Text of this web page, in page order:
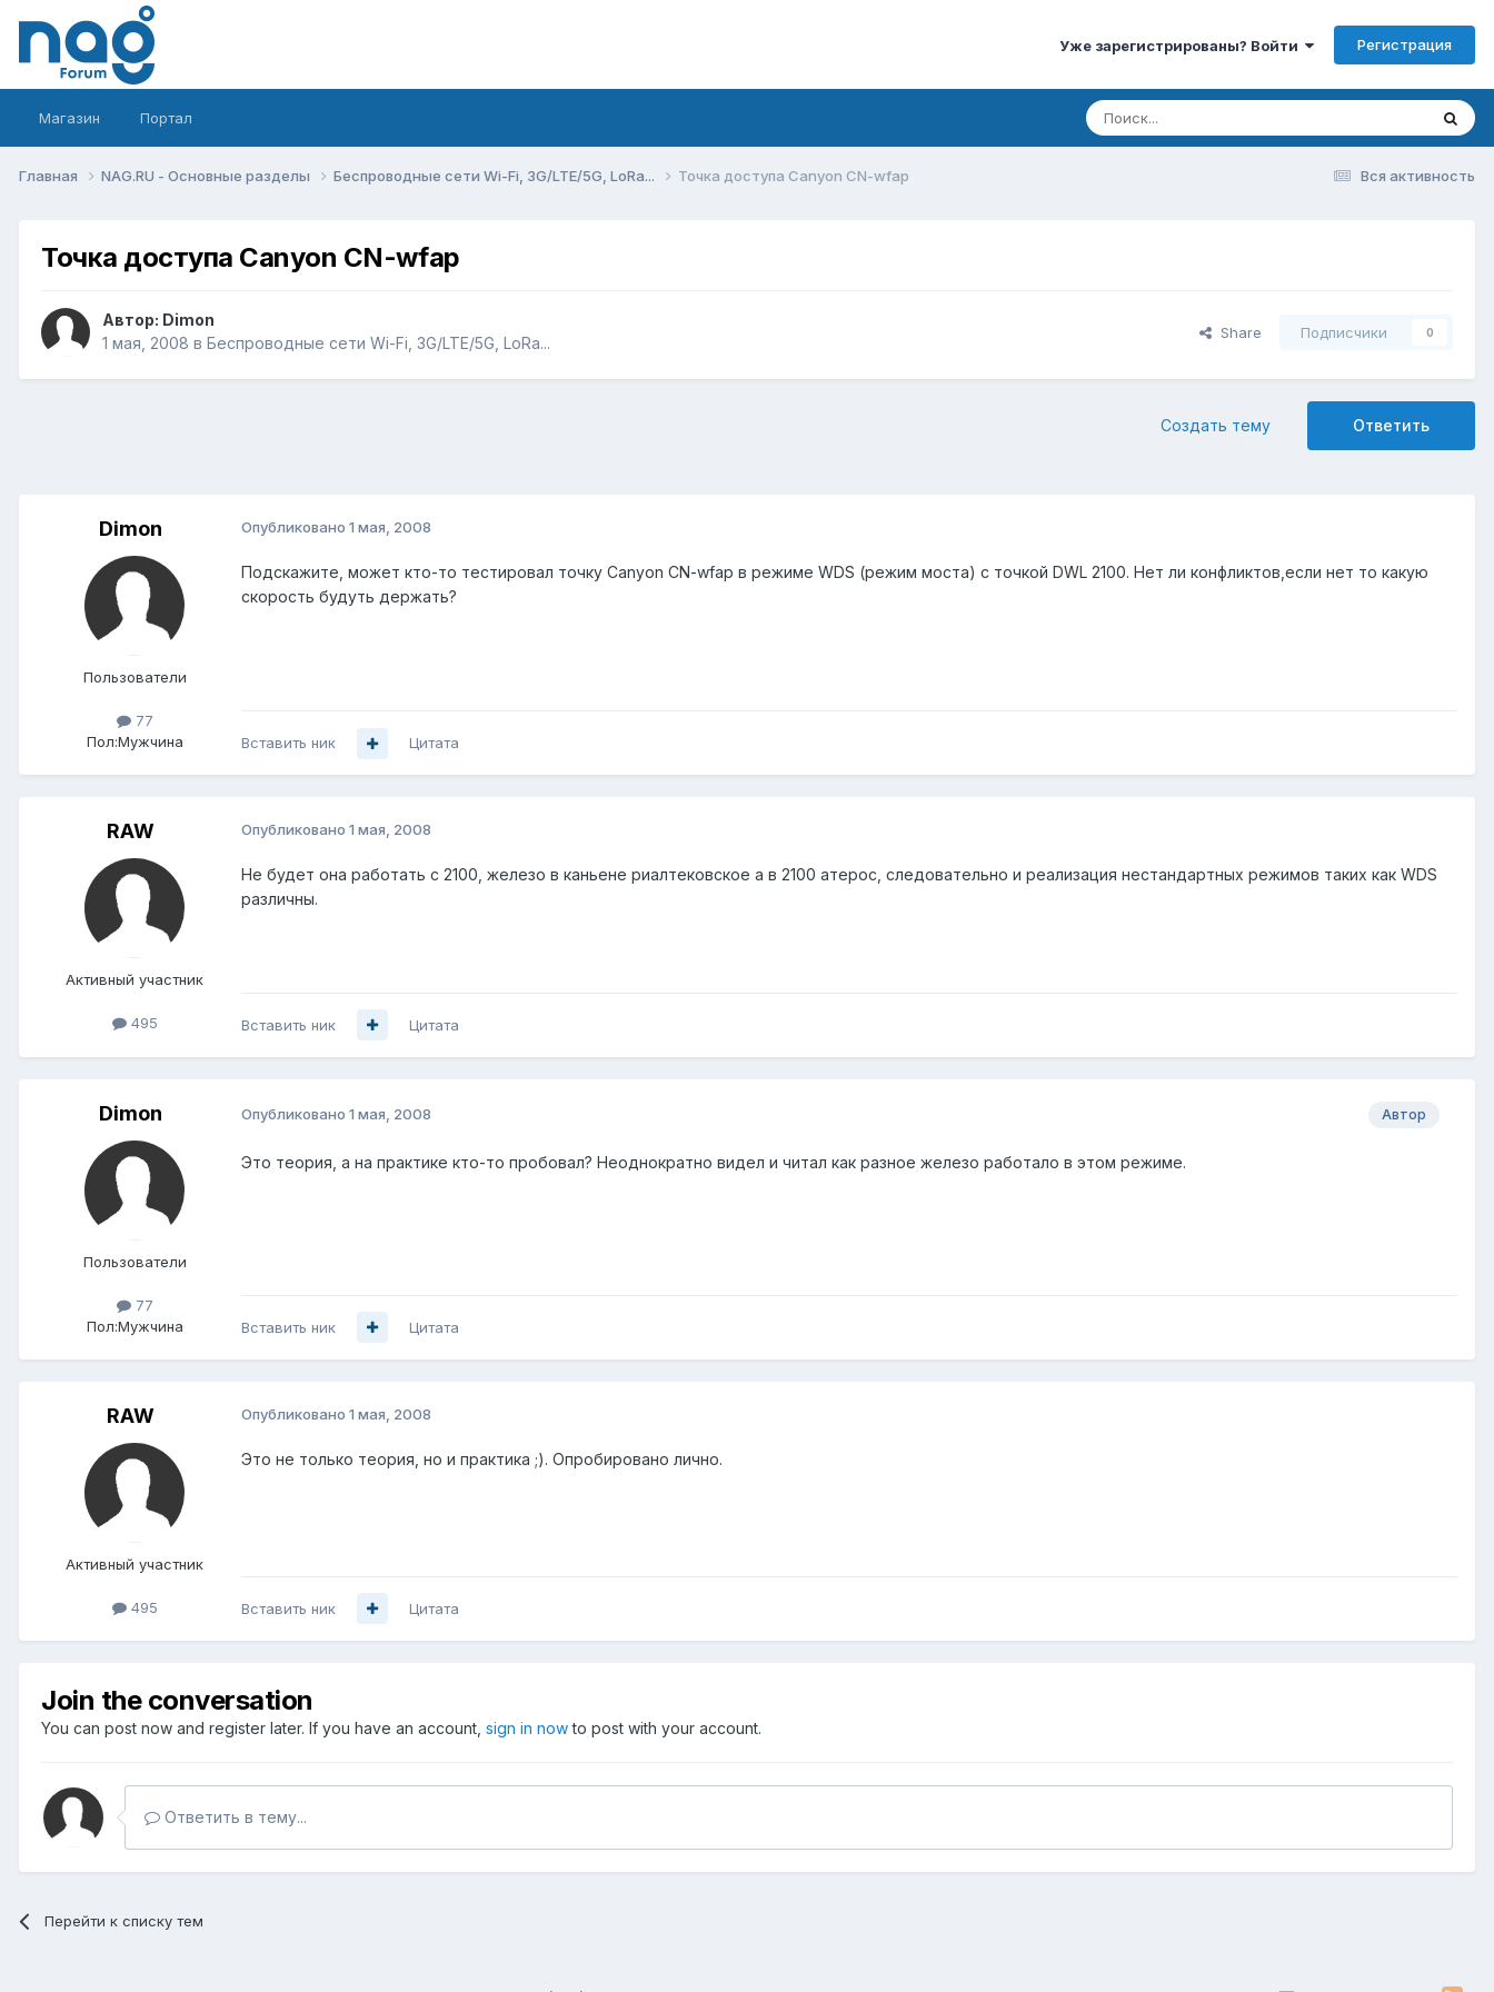
Уже зарегистрированы? Войти Регистрация
Магазин Портал
Вся активность
Главная NAG.RU - Основные разделы Беспроводные сети Wi-Fi, 3G/LTE/5G, LoRa... Точка доступа Canyon CN-wfap
Точка доступа Canyon CN-wfap
Автор: Dimon
1 мая, 2008 в Беспроводные сети Wi-Fi, 3G/LTE/5G, LoRa...
Share Подписчики 0
Ответить
Создать тему
Dimon
Пользователи
77
Пол:Мужчина
Опубликовано 1 мая, 2008
Подскажите, может кто-то тестировал точку Canyon CN-wfap в режиме WDS (режим моста) с точкой DWL 2100. Нет ли конфликтов,если нет то какую
скорость будуть держать?
Вставить ник Цитата
RAW
Активный участник
495
Опубликовано 1 мая, 2008
Не будет она работать с 2100, железо в каньене риалтековское а в 2100 атерос, следовательно и реализация нестандартных режимов таких как WDS
различны.
Вставить ник Цитата
Dimon
Пользователи
77
Пол:Мужчина
Автор
Опубликовано 1 мая, 2008
Это теория, а на практике кто-то пробовал? Неоднократно видел и читал как разное железо работало в этом режиме.
Вставить ник Цитата
RAW
Активный участник
495
Опубликовано 1 мая, 2008
Это не только теория, но и практика ;). Опробировано лично.
Вставить ник Цитата
Join the conversation
You can post now and register later. If you have an account, sign in nowto post with your account.
Ответить в тему...
Перейти к списку тем